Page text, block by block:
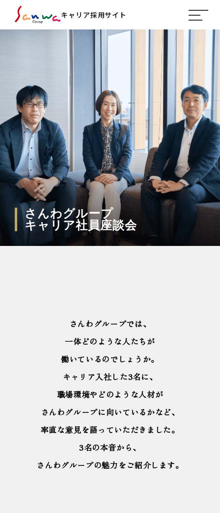
キャリア採用サイト
さんわグループ
キャリア社員座談会
さんわグループでは、
一体どのような人たちが
働いているのでしょうか。
キャリア入社した3名に、
職場環境やどのような人材が
さんわグループに向いているかなど、
率直な意見を語っていただきました。
3名の本音から、
さんわグループの魅力をご紹介します。